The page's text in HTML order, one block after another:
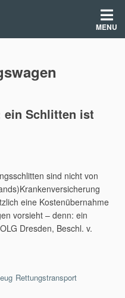
MENU
ein Schlitten ist
sind nicht von
eine Kostenübernahme
vorsieht – denn: ein
Dresden, Beschl. v.
Rettungstransport